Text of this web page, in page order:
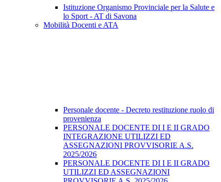
Istituzione Organismo Provinciale per la Salute e
lo Sport - AT di Savona
Mobilità Docenti e ATA
Personale docente - Decreto restituzione ruolo di
provenienza
PERSONALE DOCENTE DI I E II GRADO
INTEGRAZIONE UTILIZZI ED
ASSEGNAZIONI PROVVISORIE A.S.
2025/2026
PERSONALE DOCENTE DI I E II GRADO
UTILIZZI ED ASSEGNAZIONI